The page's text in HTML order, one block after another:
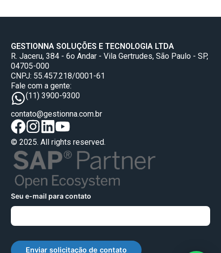
GESTIONNA SOLUÇÕES E TECNOLOGIA LTDA
R. Jaceru, 384 - 6o Andar - Vila Gertrudes, São Paulo - SP,
04705-000
CNPJ: 55.457.218/0001-61
Fale com a gente:
(11) 3900-9300
contato@gestionna.com.br
© 2025. All rights reserved.
Seu e-mail para contato